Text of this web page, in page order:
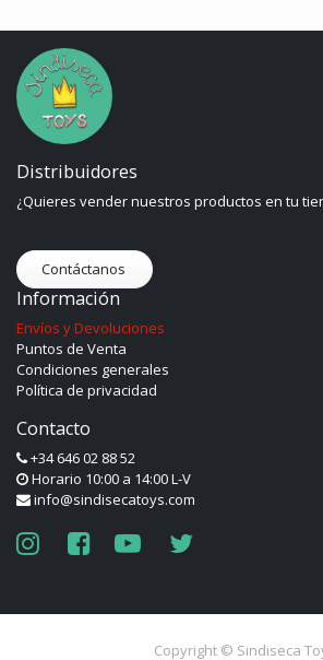
Distribuidores
¿Quieres vender nuestros productos en tu
Contáctanos
Información
Envíos y Devoluciones
Puntos de Venta
Condiciones generales
Política de privacidad
Contacto
+34 646 02 88 52
Horario 10:00 a 14:00 L-V
info@sindisecatoys.com
Copyright © Sindiseca